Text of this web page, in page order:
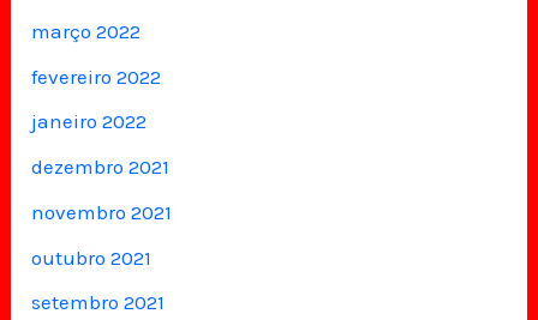
março 2022
fevereiro 2022
janeiro 2022
dezembro 2021
novembro 2021
outubro 2021
setembro 2021